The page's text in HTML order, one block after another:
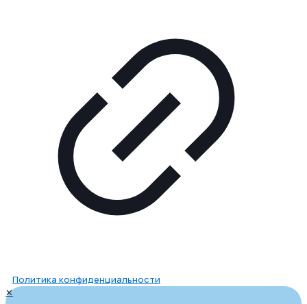
Политика конфиденциальности
✕